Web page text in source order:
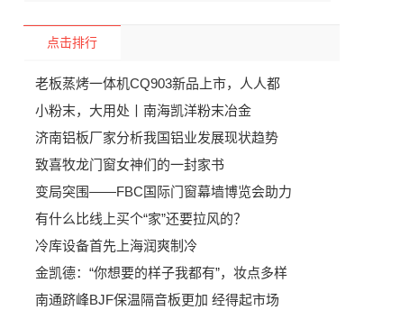
点击排行
老板蒸烤一体机CQ903新品上市，人人都
小粉末，大用处丨南海凯洋粉末冶金
济南铝板厂家分析我国铝业发展现状趋势
致喜牧龙门窗女神们的一封家书
变局突围——FBC国际门窗幕墙博览会助力
有什么比线上买个“家”还要拉风的？
冷库设备首先上海润爽制冷
金凯德：“你想要的样子我都有”，妆点多样
南通跻峰BJF保温隔音板更加 经得起市场